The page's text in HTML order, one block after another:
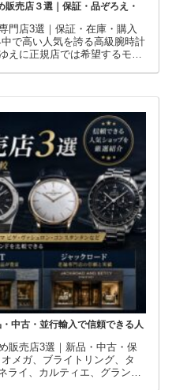
売店３選｜保証・品ぞろえ・
門店3選｜保証・在庫・購入
で高い人気を誇る高級腕時計
えに正規店では希望するモデ
中古・並行輸入で信頼できる人
販売店3選｜新品・中古・保
メガ、ブライトリング、タ
ライ、カルティエ、グランド